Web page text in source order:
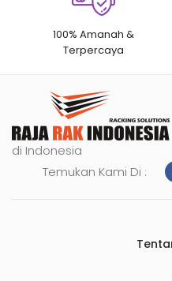
100% Amanah &
Terpercaya
di Indonesia
Temukan Kami Di :